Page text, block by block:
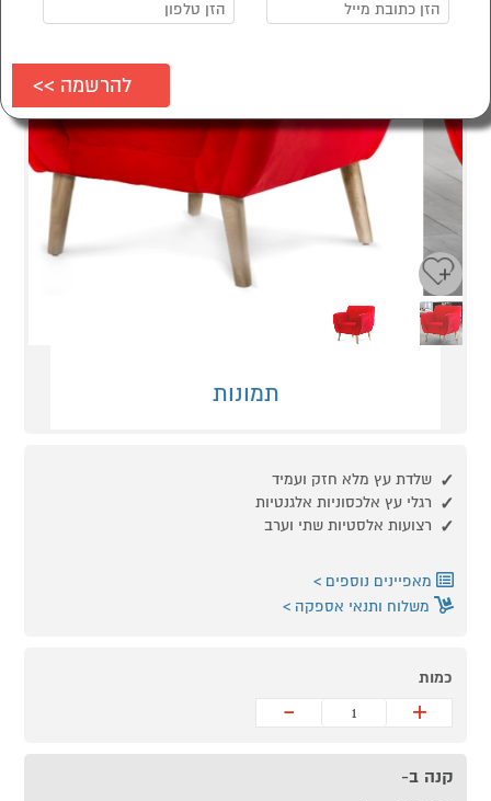
תמונות
שלדת עץ מלא חזק ועמיד
רגלי עץ אלכסוניות אלגנטיות
רצועות אלסטיות שתי וערב
מאפיינים נוספים
משלוח ותנאי אספקה
כמות
+
-
קנה ב-